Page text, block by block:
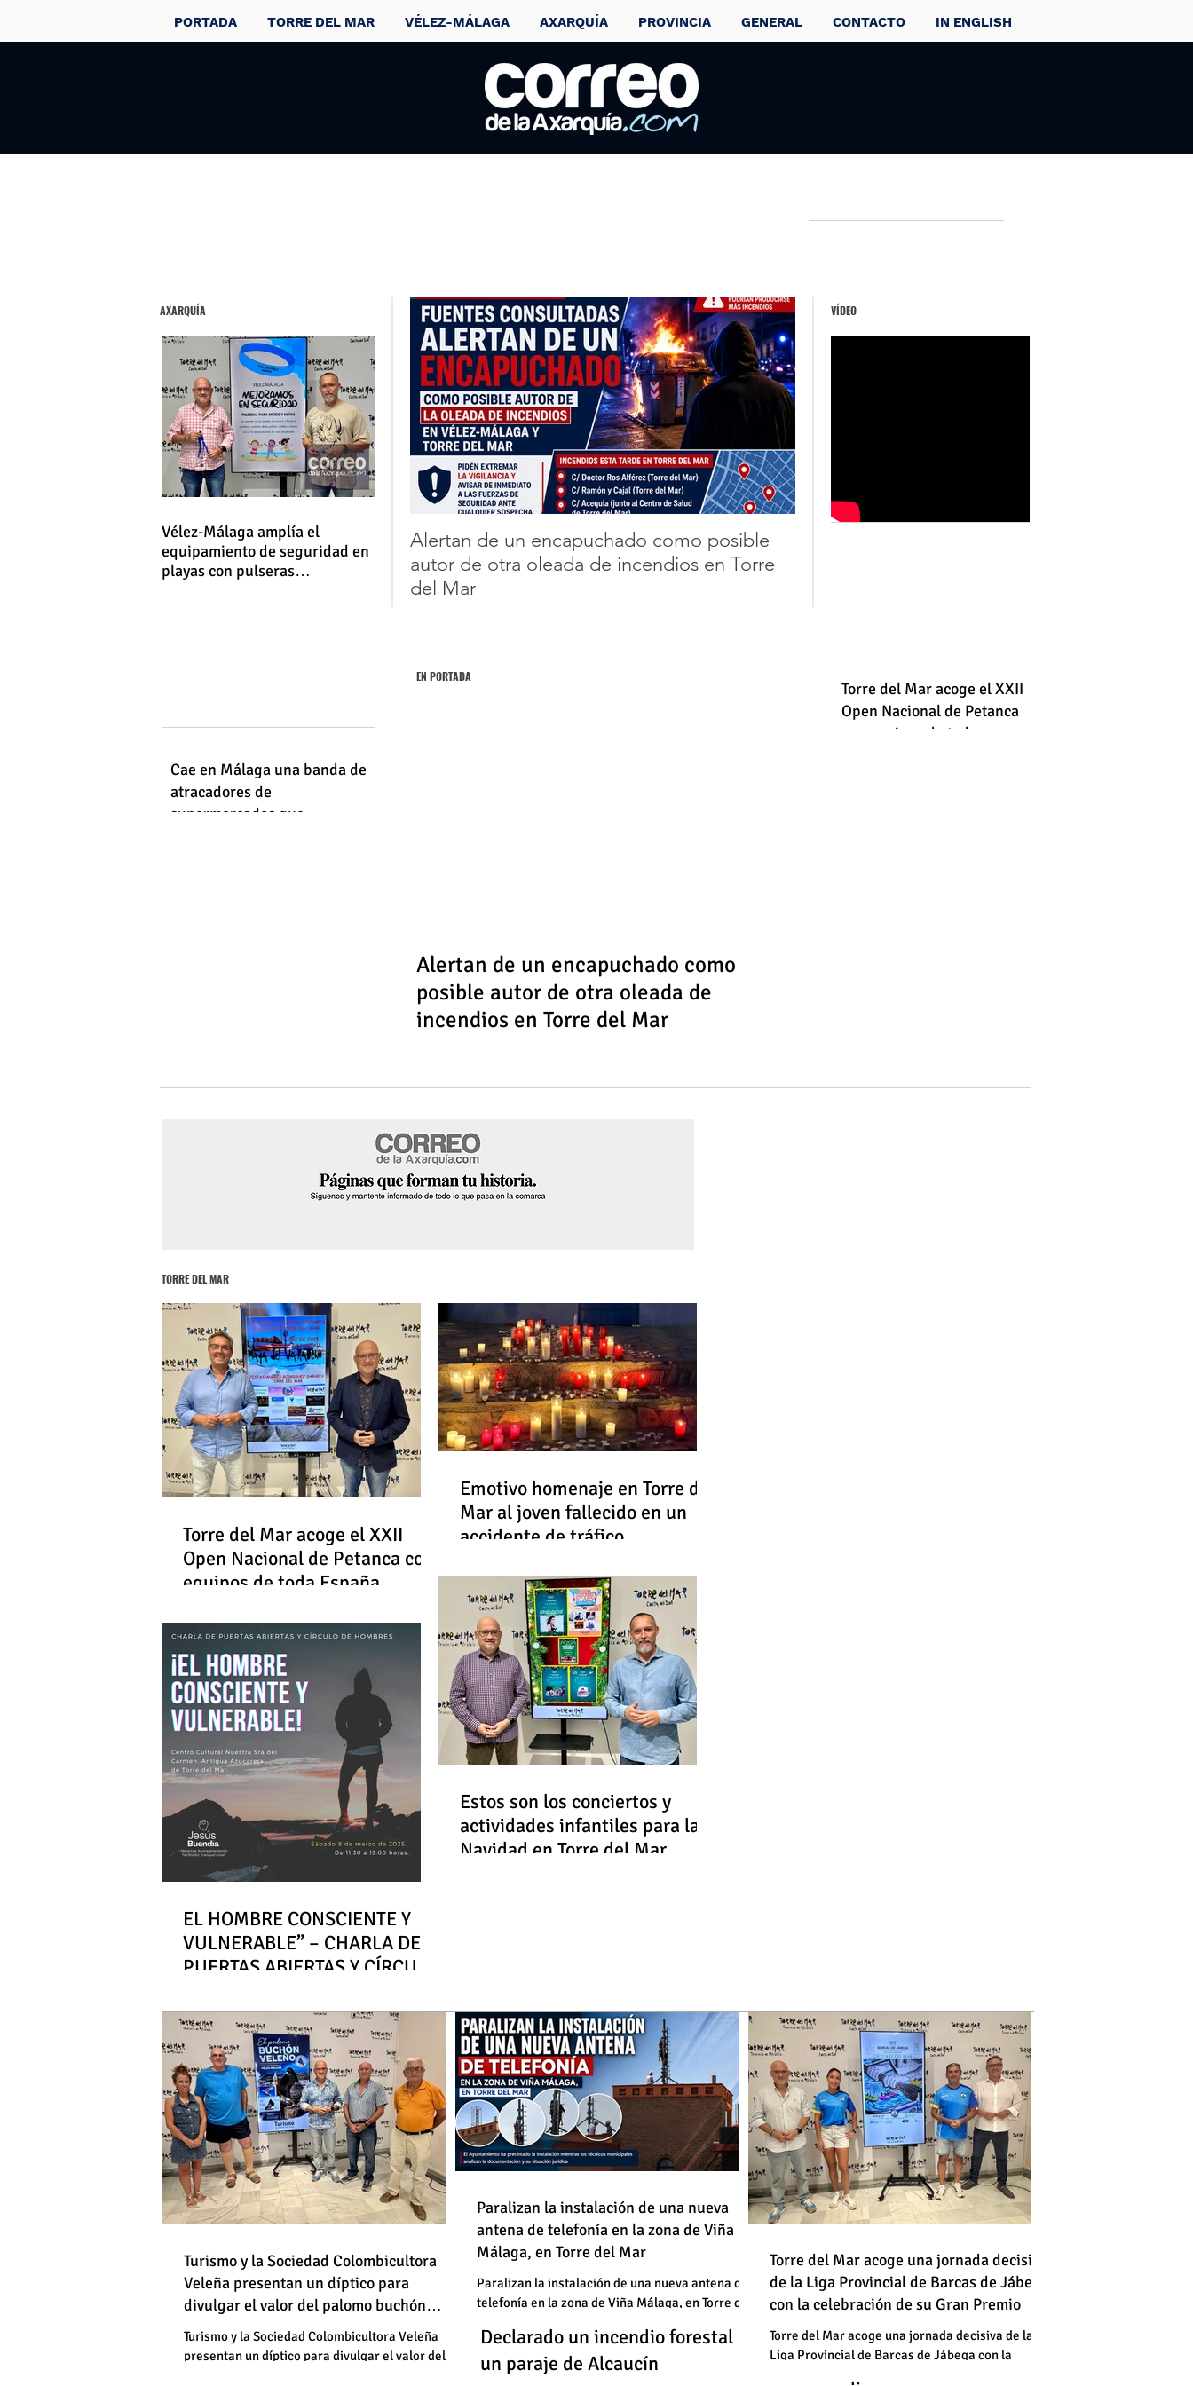
PORTADA TORRE DEL MAR VÉLEZ-MÁLAGA AXARQUÍA PROVINCIA GENERAL CONTACTO IN ENGLISH
Clausuran dos
vertederos ilegales
de residuos
procedentes de
construcción y
demolición en la
Axarquía
1 2
VÍDEO
AXARQUÍA
Vélez-Málaga amplía el
equipamiento de seguridad en
playas con pulseras
Encabezado 2
Alertan de un encapuchado como posible
autor de otra oleada de incendios en Torre
del Mar
Cae en Málaga una banda de
atracadores de
supermercados que
EN PORTADA
Alertan de un encapuchado como
posible autor de otra oleada de
incendios en Torre del Mar
Torre del Mar acoge el XXII
Open Nacional de Petanca
con equipos de toda
TORRE DEL MAR
Torre del Mar acoge el XXII
Open Nacional de Petanca con
equipos de toda España
Emotivo homenaje en Torre del
Mar al joven fallecido en un
accidente de tráfico
EL HOMBRE CONSCIENTE Y
VULNERABLE” – CHARLA DE
PUERTAS ABIERTAS Y CÍRCULO
Estos son los conciertos y
actividades infantiles para la
Navidad en Torre del Mar
Destapan una "falsedad" de
Torrox sí se paga tasa de basura"
Declarado un incendio forestal en
un paraje de Alcaucín
Un vehículo en llamas atraviesa
una vía en Torre del Mar junto a
una gasolinera
Destapan una "falsedad" de
Óscar Medina y José Pino: "En
Torrox sí se paga tasa de basura"
Declarado un incendio forestal en
un paraje de Alcaucín
Un vehículo en llamas atraviesa
una vía en Torre del Mar junto a
Turismo y la Sociedad Colombicultora
Veleña presentan un díptico para
divulgar el valor del palomo buchón
veleño
Turismo y la Sociedad Colombicultora Veleña
presentan un díptico para divulgar el valor del
Paralizan la instalación de una nueva
antena de telefonía en la zona de Viña
Málaga, en Torre del Mar
Paralizan la instalación de una nueva antena de
telefonía en la zona de Viña Málaga, en Torre del
Torre del Mar acoge una jornada decisiva
de la Liga Provincial de Barcas de Jábega
con la celebración de su Gran Premio
Torre del Mar acoge una jornada decisiva de la
Liga Provincial de Barcas de Jábega con la